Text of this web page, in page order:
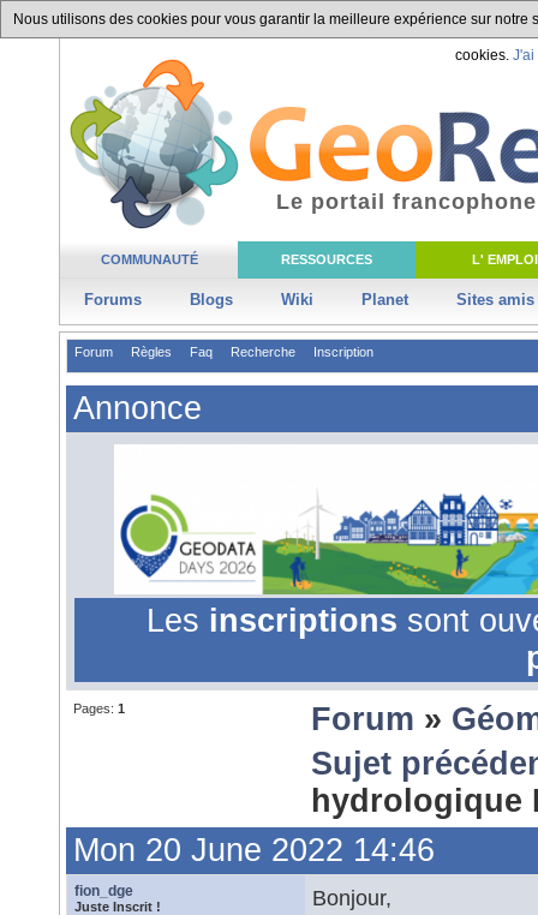
Nous utilisons des cookies pour vous garantir la meilleure expérience sur
cookies. J'ai
COMMUNAUTÉ RESSOURCES L' EMPLOI
Forums Blogs Wiki Planet Sites amis
Le portail
Forum Règles Faq Recherche Inscription
Annonce
Les inscriptions sont
Pages: 1 Forum »
Sujet
Mon 20 June 2022 14:46
fion_dge
Juste Inscrit !
Bonjour,